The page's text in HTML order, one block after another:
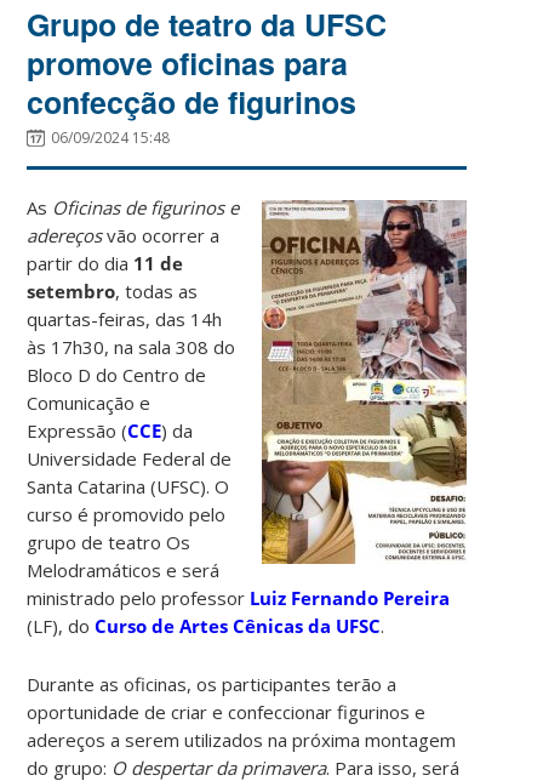
Grupo de teatro da UFSC
promove oficinas para
confecção de figurinos
06/09/2024 15:48
As Oficinas de figurinos e
adereçosvão ocorrer a
partir do dia 11 de
setembro, todas as
quartas-feiras, das 14h
às 17h30, na sala 308 do
Bloco D do Centro de
Comunicação e
Expressão (CCE) da
Universidade Federal de
Santa Catarina (UFSC). O
curso é promovido pelo
grupo de teatro Os
Melodramáticos e será
ministrado pelo professor Luiz Fernando Pereira
(LF), doCurso de Artes Cênicas da UFSC.
Durante as oficinas, os participantes terão a
oportunidade de criar e confeccionar figurinos e
adereços a serem utilizados na próxima montagem
do grupo: O despertar da primavera. Para isso, será